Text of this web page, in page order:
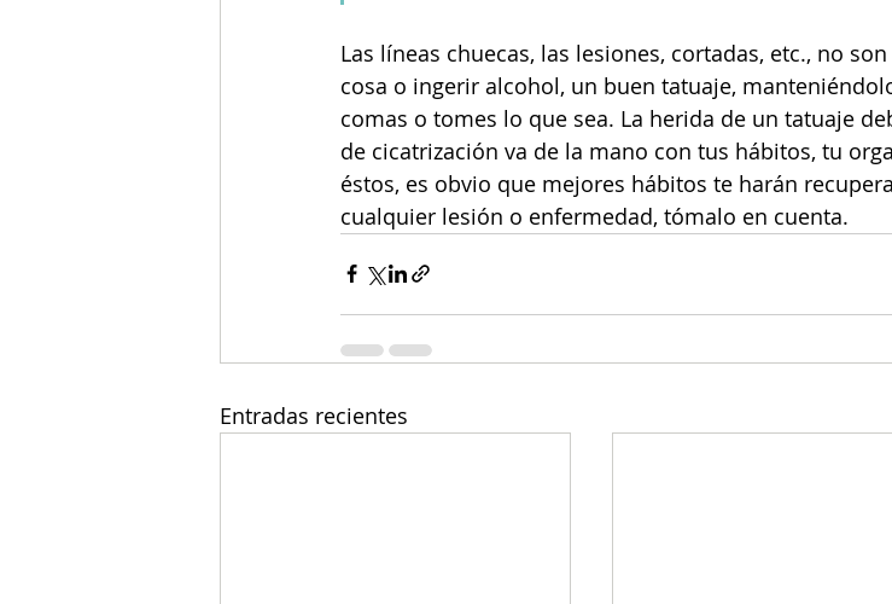
Las líneas chuecas, las lesiones, cortadas, etc., no
cosa o ingerir alcohol, un buen tatuaje,
comas o tomes lo que sea. La herida de un tatuaje
de cicatrización va de la mano con tus hábitos, tu
éstos, es obvio que mejores hábitos te harán
cualquier lesión o enfermedad, tómalo en cuenta.
Entradas recientes